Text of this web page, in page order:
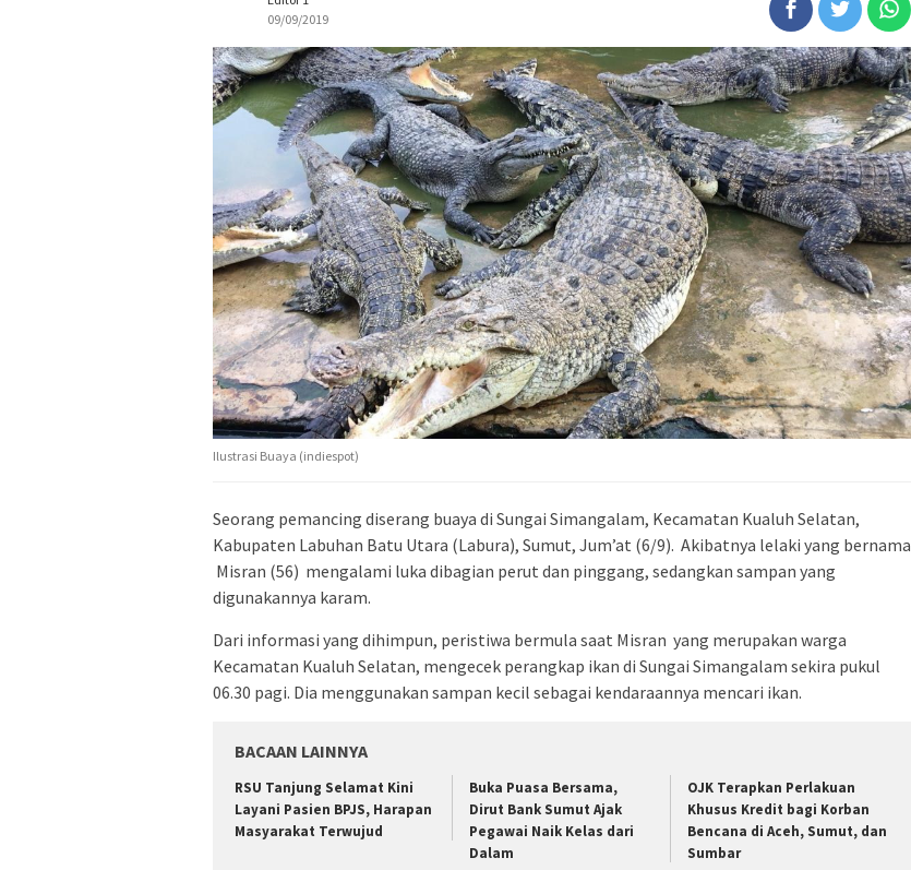
09/09/2019
Ilustrasi Buaya (indiespot)
Seorang pemancing diserang buaya di Sungai Simangalam, Kecamatan Kualuh Selatan,
Kabupaten Labuhan Batu Utara (Labura), Sumut, Jum’at (6/9). Akibatnya lelaki yang bernama
Misran (56) mengalami luka dibagian perut dan pinggang, sedangkan sampan yang
digunakannya karam.
Dari informasi yang dihimpun, peristiwa bermula saat Misran yang merupakan warga
Kecamatan Kualuh Selatan, mengecek perangkap ikan di Sungai Simangalam sekira pukul
06.30 pagi. Dia menggunakan sampan kecil sebagai kendaraannya mencari ikan.
BACAAN LAINNYA
RSU Tanjung Selamat Kini
Layani Pasien BPJS, Harapan
Masyarakat Terwujud
Buka Puasa Bersama,
Dirut Bank Sumut Ajak
Pegawai Naik Kelas dari
Dalam
OJK Terapkan Perlakuan
Khusus Kredit bagi Korban
Bencana di Aceh, Sumut, dan
Sumbar